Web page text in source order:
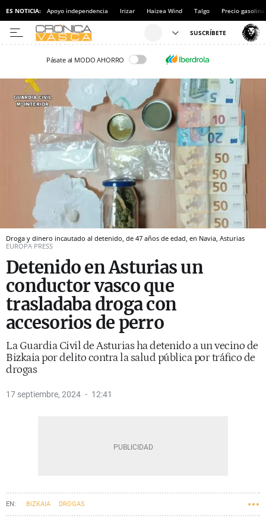
ES NOTICIA: Apoyo independencia Irizar Haizea Wind Talgo Precio gasolina
Pásate al MODO AHORRO
Droga y dinero incautado al detenido, de 47 años de edad, en Navia, Asturias
EUROPA PRESS
Detenido en Asturias un
conductor vasco que
trasladaba droga con
accesorios de perro
La Guardia Civil de Asturias ha detenido a un vecino de
Bizkaia por delito contra la salud pública por tráfico de
drogas
17 septiembre, 2024 12:41
BIZKAIA DROGAS